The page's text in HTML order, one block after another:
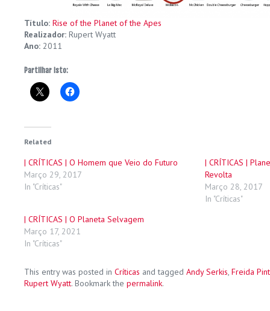
Título: Rise of the Planet of the Apes
Realizador: Rupert Wyatt
Ano: 2011
Partilhar isto:
Related
| CRÍTICAS | O Homem que Veio do Futuro
Março 29, 2017
In "Críticas"
| CRÍTICAS |
Revolta
Março 28, 2017
In "Críticas"
| CRÍTICAS | O Planeta Selvagem
Março 17, 2021
In "Críticas"
This entry was posted in Críticas and tagged Andy Serkis Freida
Rupert Wyatt. Bookmark the permalink.